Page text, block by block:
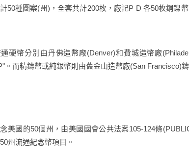
50種圖案(州)，全套共計200枚，廠記P D 各50枚銅鎳
硬幣分別由丹佛造幣廠(Denver)和費城造幣廠
。而精鑄幣或純銀幣則由舊金山造幣廠(San Francisco)
國的50個州，由美國國會公共法案105-124條
州流通紀念幣項目。